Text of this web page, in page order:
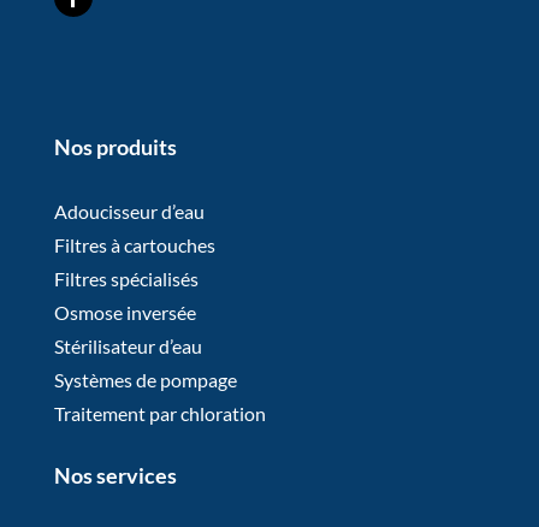
Nos produits
Adoucisseur d’eau
Filtres à cartouches
Filtres spécialisés
Osmose inversée
Stérilisateur d’eau
Systèmes de pompage
Traitement par chloration
Nos services